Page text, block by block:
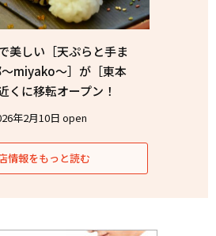
美しい［天ぷらと手ま
〜miyako〜］が［東本
くに移転オープン！
年2月10日 open
情報をもっと読む